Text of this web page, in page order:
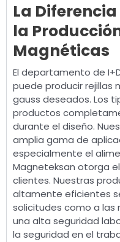
La
la
Magnéticas
El departamento de
puede producir rejillas
gauss deseados. Los
productos
durante el diseño.
amplia gama de
especialmente el
Magneteksan otorga
clientes. Nuestras
altamente eficientes
solicitudes como a las
una alta seguridad
la seguridad en el